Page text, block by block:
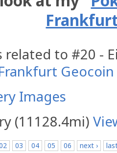
related to #20 -
Geocoin
Images
(11128.4mi)
03 04 05 06 next ›